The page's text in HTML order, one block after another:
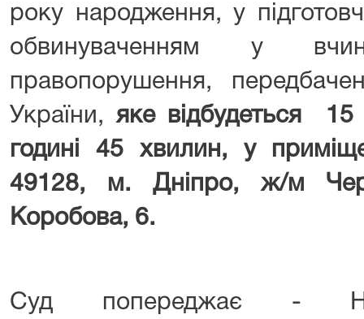
року народження, у
обвинуваченням у
правопорушення,
України,яке відбудеться
годині 45 хвилин, у
49128, м. Дніпро, ж/м
Коробова, 6.
Суд попереджає -